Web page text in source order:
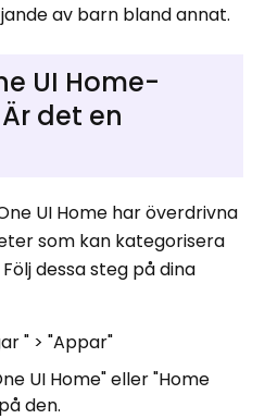
av barn bland annat.
UI Home-
det en
UI Home har överdrivna
som kan kategorisera
dessa steg på dina
" > "Appar"
UI Home" eller "Home
den.